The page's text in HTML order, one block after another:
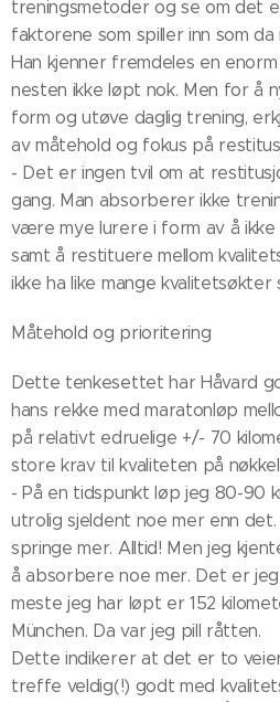
treningsmetoder og se om det
faktorene som spiller inn som da
Han kjenner fremdeles en
nesten ikke løpt nok. Men for å
form og utøve daglig trening,
av måtehold og fokus på
- Det er ingen tvil om at
gang. Man absorberer ikke
være mye lurere i form av å
samt å restituere mellom
ikke ha like mange kvalitetsøkter
Måtehold og prioritering
Dette tenkesettet har Håvard
hans rekke med maratonløp
på relativt edruelige +/- 70
store krav til kvaliteten på
- På en tidspunkt løp jeg 80-90
utrolig sjeldent noe mer enn
springe mer. Alltid! Men jeg
å absorbere noe mer. Det er
meste jeg har løpt er 152
München. Da var jeg pill råtten.
Dette indikerer at det er to
treffe veldig(!) godt med